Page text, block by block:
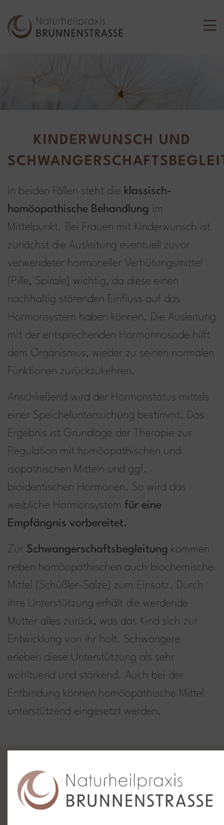
KINDERWUNSCH UND
In beiden Fällen steht die klassisch-
homöopathische Behandlung im
Mittelpunkt. Bei Frauen mit Kinderwunsch ist
zunächst die Ausleitung eventuell zuvor
verwendeter hormoneller Verhütungsmittel
(Pille, Spirale) wichtig, da diese einen
nachhaltig störenden Einfluss auf das
Hormonsystem haben können. Die Ausleitung
mit der entsprechenden Hormonnosode hilft
dem Organismus, wieder zu seinen normalen
Funktionen zurückzukehren.
Anschließend wird der Hormonstatus mittels
einer Speicheluntersuchung bestimmt. Das
Ergebnis ist Grundlage der Therapie zur
Regulation mit homöopathischen und
isopathischen Mitteln und ggf.
bioidentischen Hormonen. So wird das
weibliche Hormonsystem für eine
Empfängnis vorbereitet.
Zur Schwangerschaftsbegleitung kommen
neben homöopathischen auch biochemische
Mittel (Schüßler-Salze) zum Einsatz. Durch
ihre Unterstützung erhält die werdende
Mutter alles zurück, was das Kind sich zur
Entwicklung von ihr holt. Schwangere
erleben diese Unterstützung als sehr
wohltuend und stärkend. Auch bei der
Entbindung können homöopathische Mittel
unterstützend eingesetzt werden.
besprechen wir am besten in einem
persönlichen Gespräch.